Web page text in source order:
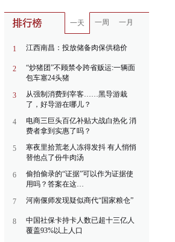
一天 一周 一月
1 江西南昌：投放储备肉保供稳价
2
“炒猪团”不顾禁令跨省贩运:一辆面
包车塞24头猪
3
从强制消费到宰客……黑导游栽
了，好导游在哪儿？
4
电商三巨头百亿补贴大战白热化 消
费者拿到实惠了吗？
5
寒夜里拾荒老人冻得发抖 有人悄悄
替他点了份牛肉汤
6
偷拍偷录的“证据”可以作为证据使
用吗？答案在这…
7 河南偃师发现疑似商代“国家粮仓”
8
中国社保卡持卡人数已超十三亿人
覆盖93%以上人口